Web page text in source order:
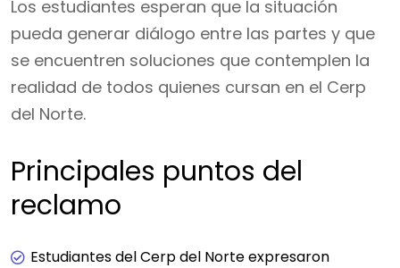
Los estudiantes esperan que la situación
pueda generar diálogo entre las partes y que
se encuentren soluciones que contemplen la
realidad de todos quienes cursan en el Cerp
del Norte.
Principales puntos del
reclamo
Estudiantes del Cerp del Norte expresaron